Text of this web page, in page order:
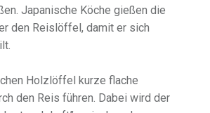
Japanische Köche gießen die
den Reislöffel, damit er sich
Holzlöffel kurze flache
den Reis führen. Dabei wird der